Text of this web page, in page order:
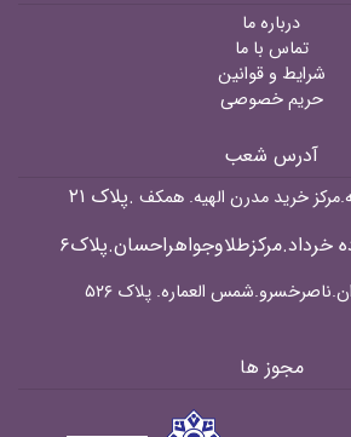
درباره ما
تماس با ما
شرایط و قوانین
حریم خصوصی
آدرس شعب
.پلاک ۲۱
خرداد.مرکزطلاوجواهراحسان.پلاک۶
العماره. پلاک ۵۲۶
مجوز ها